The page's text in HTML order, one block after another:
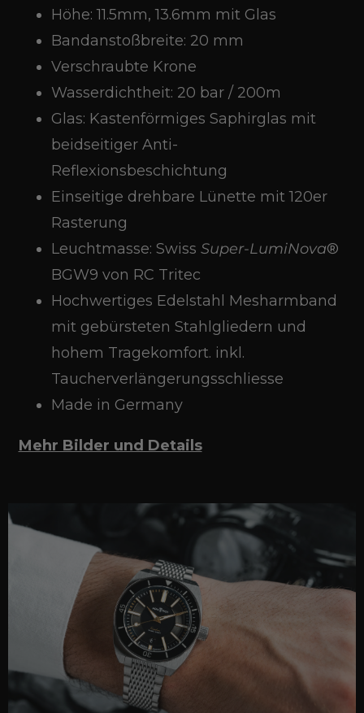
Höhe: 11.5mm, 13.6mm mit Glas
Bandanstoßbreite: 20 mm
Verschraubte Krone
Wasserdichtheit: 20 bar / 200m
Glas: Kastenförmiges Saphirglas mit
beidseitiger Anti-
Reflexionsbeschichtung
Einseitige drehbare Lünette mit 120er
Rasterung
Leuchtmasse: Swiss Super-LumiNova®
BGW9 von RC Tritec
Hochwertiges Edelstahl Mesharmband
mit gebürsteten Stahlgliedern und
hohem Tragekomfort. inkl.
Taucherverlängerungsschliesse
Made in Germany
Mehr Bilder und Details